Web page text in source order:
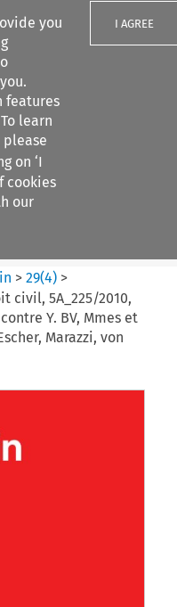
you
features
learn
please
on ‘I
cookies
our
I AGREE
>29(4) >
civil, 5A_225/2010,
Y. BV, Mmes et
Marazzi, von